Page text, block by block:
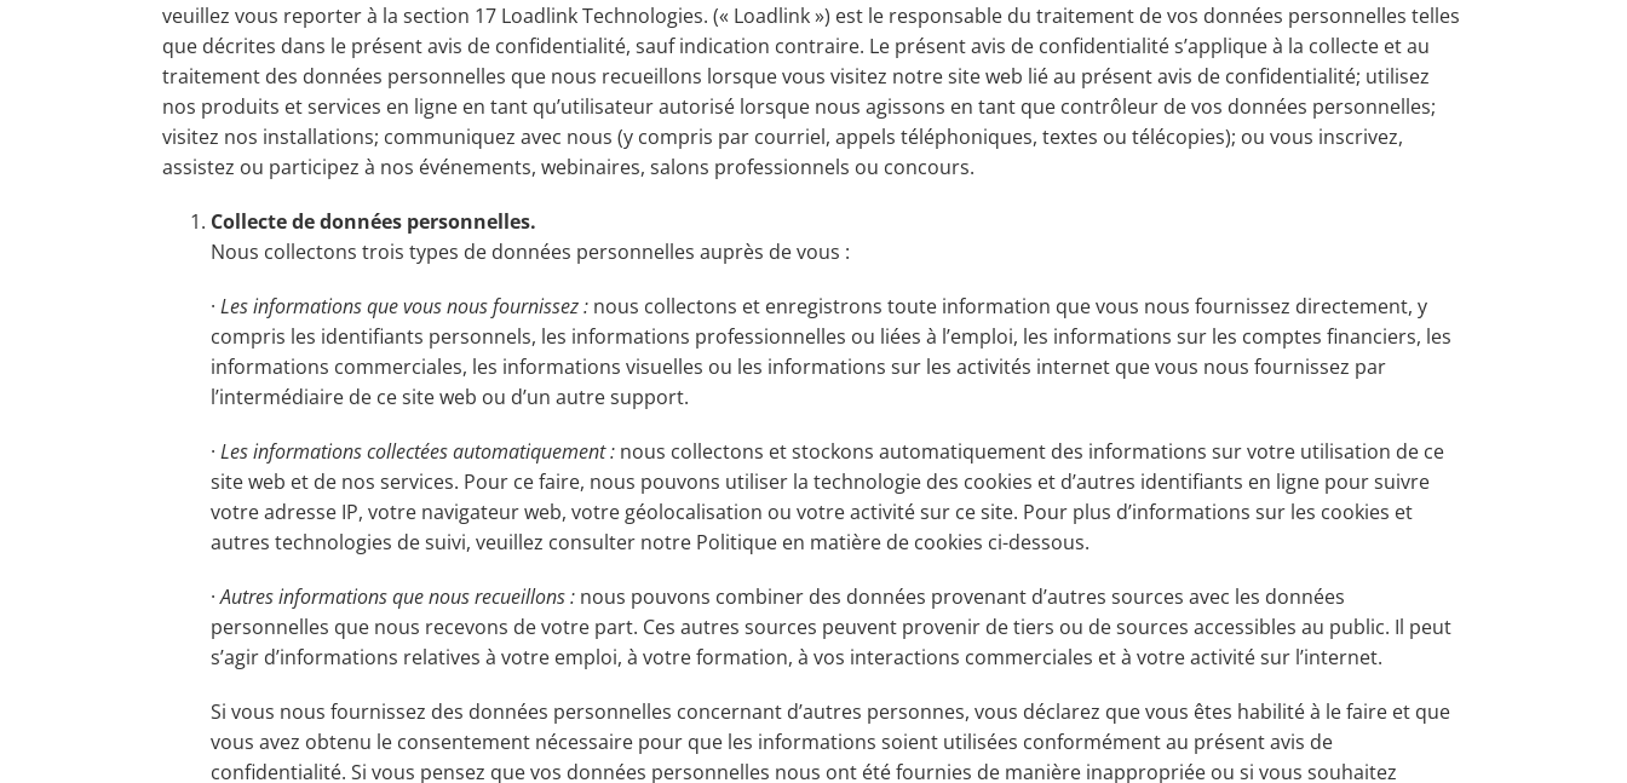
veuillez vous reporter à la section 17 Loadlink Technologies. (« Loadlink ») est le responsable du traitement de vos données personnelles telles
que décrites dans le présent avis de confidentialité, sauf indication contraire. Le présent avis de confidentialité s’applique à la collecte et au
traitement des données personnelles que nous recueillons lorsque vous visitez notre site web lié au présent avis de confidentialité; utilisez
nos produits et services en ligne en tant qu’utilisateur autorisé lorsque nous agissons en tant que contrôleur de vos données personnelles;
visitez nos installations; communiquez avec nous (y compris par courriel, appels téléphoniques, textes ou télécopies); ou vous inscrivez,
assistez ou participez à nos événements, webinaires, salons professionnels ou concours.
Collecte de données personnelles.
Nous collectons trois types de données personnelles auprès de vous :
·Les informations que vous nous fournissez : nous collectons et enregistrons toute information que vous nous fournissez directement, y
compris les identifiants personnels, les informations professionnelles ou liées à l’emploi, les informations sur les comptes financiers, les
informations commerciales, les informations visuelles ou les informations sur les activités internet que vous nous fournissez par
l’intermédiaire de ce site web ou d’un autre support.
· Les informations collectées automatiquement : nous collectons et stockons automatiquement des informations sur votre utilisation de ce
site web et de nos services. Pour ce faire, nous pouvons utiliser la technologie des cookies et d’autres identifiants en ligne pour suivre
votre adresse IP, votre navigateur web, votre géolocalisation ou votre activité sur ce site. Pour plus d’informations sur les cookies et
autres technologies de suivi, veuillez consulter notre Politique en matière de cookies ci-dessous.
·Autres informations que nous recueillons : nous pouvons combiner des données provenant d’autres sources avec les données
personnelles que nous recevons de votre part. Ces autres sources peuvent provenir de tiers ou de sources accessibles au public. Il peut
s’agir d’informations relatives à votre emploi, à votre formation, à vos interactions commerciales et à votre activité sur l’internet.
Si vous nous fournissez des données personnelles concernant d’autres personnes, vous déclarez que vous êtes habilité à le faire et que
vous avez obtenu le consentement nécessaire pour que les informations soient utilisées conformément au présent avis de
confidentialité. Si vous pensez que vos données personnelles nous ont été fournies de manière inappropriée ou si vous souhaitez